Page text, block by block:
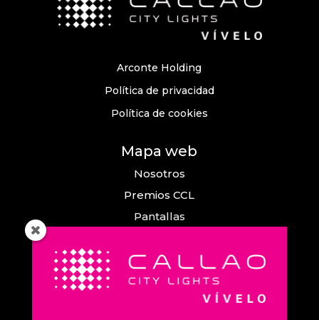
Arconte Holding
Política de privacidad
Política de cookies
Mapa web
Nosotros
Premios CCL
Pantallas
Comunicación
Callao City Arts